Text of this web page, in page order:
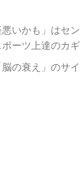
悪いかも」はセ
ーツ上達のカギ
の衰え」のサ